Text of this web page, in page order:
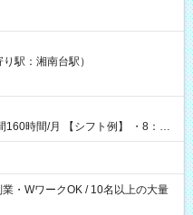
その日に現金GET♪ お仕事後はコ
ます！ 【試用期間】試
駅：湘南台駅）
フト例】 ・8：00
・WワークOK / 10名以上の大量